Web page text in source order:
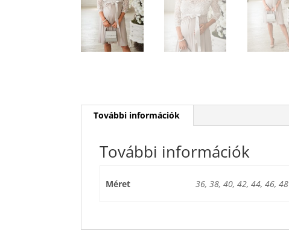
További információk
További információk
Méret 36, 38, 40, 42, 44, 46, 48